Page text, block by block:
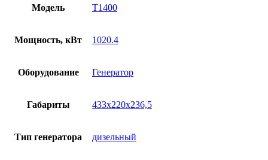
Модель T1400
Мощность, кВт 1020.4
Оборудование Генератор
Габариты 433x220x236,5
Тип генератора дизельный